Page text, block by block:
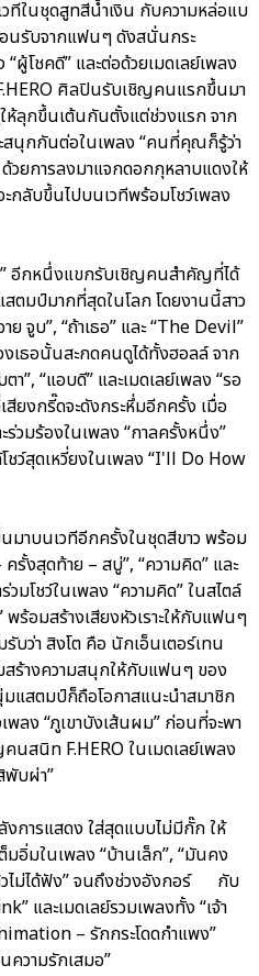
ในชุดสูทสีน้ำเงิน กับความหล่อแบ
นรับจากแฟนๆ ดังสนั่นกระ
ผู้โชคดี” และต่อด้วยเมดเลย์เพลง
ศิลปินรับเชิญคนแรกขึ้นมา
ห้ลุกขึ้นเต้นกันตั้งแต่ช่วงแรก จาก
นุกกันต่อในเพลง “คนที่คุณก็รู้ว่า
วยการลงมาแจกดอกกุหลาบแดงให้
ลับขึ้นไปบนเวทีพร้อมโชว์เพลง
” อีกหนึ่งแขกรับเชิญคนสำคัญที่ได้
ตมป์มากที่สุดในโลก โดยงานนี้สาว
จูบ”, “ถ้าเธอ” และ “The Devil”
เธอนั้นสะกดคนดูได้ทั้งฮอลล์ จาก
“แอบดี” และเมดเลย์เพลง “รอ
งกรี๊ดจะดังกระหึ่มอีกครั้ง เมื่อ
วมร้องในเพลง “กาลครั้งหนึ่ง”
ว์สุดเหวี่ยงในเพลง “I'll Do How
าบนเวทีอีกครั้งในชุดสีขาว พร้อม
รั้งสุดท้าย – สบู่”, “ความคิด” และ
วมโชว์ในเพลง “ความคิด” ในสไตล์
พร้อมสร้างเสียงหัวเราะให้กับแฟนๆ
บว่า สิงโต คือ นักเอ็นเตอร์เทน
สร้างความสนุกให้กับแฟนๆ ของ
แสตมป์ก็ถือโอกาสแนะนำสมาชิก
ลง “ภูเขาบังเส้นผม” ก่อนที่จะพา
สนิท F.HERO ในเมดเลย์เพลง
พับผ่า”
การแสดง ใส่สุดแบบไม่มีกั๊ก ให้
อิ่มในเพลง “บ้านเล็ก”, “มันคง
วไม่ได้ฟัง” จนถึงช่วงอังกอร์ กับ
และเมดเลย์รวมเพลงทั้ง “เจ้า
– รักกระโดดกำแพง”
ความรักเสมอ”